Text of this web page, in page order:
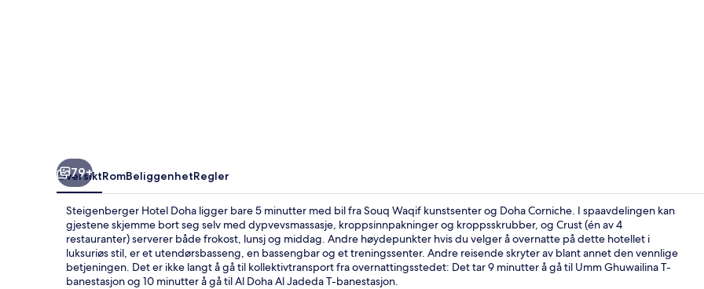
4
79+
OversiktRomBeliggenhetRegler
Steigenberger Hotel Doha ligger bare 5 minutter med bil fra Souq Waqif kunstsenter og Doha Corniche. I spaavdelingen kan
gjestene skjemme bort seg selv med dypvevsmassasje, kroppsinnpakninger og kroppsskrubber, og Crust (én av 4
restauranter) serverer både frokost, lunsj og middag. Andre høydepunkter hvis du velger å overnatte på dette hotellet i
luksuriøs stil, er et utendørsbasseng, en bassengbar og et treningssenter. Andre reisende skryter av blant annet den vennlige
betjeningen. Det er ikke langt å gå til kollektivtransport fra overnattingsstedet: Det tar 9 minutter å gå til Umm Ghuwailina T-
banestasjon og 10 minutter å gå til Al Doha Al Jadeda T-banestasjon.